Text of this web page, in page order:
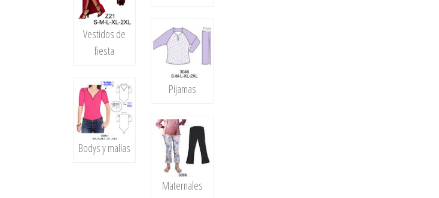
Vestidos de
fiesta
Bodys y mallas
Pijamas
Maternales